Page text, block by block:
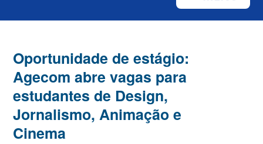
Oportunidade de estágio:
Agecom abre vagas para
estudantes de Design,
Jornalismo, Animação e
Cinema